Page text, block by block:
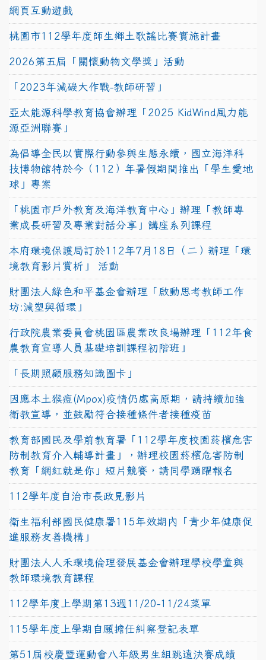
網頁互動遊戲
桃園市112學年度師生鄉土歌謠比賽實施計畫
2026第五屆「關懷動物文學獎」活動
「2023年減碳大作戰-教師研習」
亞太能源科學教育協會辦理「2025 KidWind風力能
源亞洲聯賽」
為倡導全民以實際行動參與生態永續，國立海洋科
技博物館特於今（112）年暑假期間推出「學生愛地
球」專案
「桃園市戶外教育及海洋教育中心」辦理「教師專
業成長研習及專業對話分享」講座系列課程
本府環境保護局訂於112年7月18日（二）辦理「環
境教育影片賞析」 活動
財團法人綠色和平基金會辦理「啟動思考教師工作
坊:減塑與循環」
行政院農業委員會桃園區農業改良場辦理「112年食
農教育宣導人員基礎培訓課程初階班」
「長期照顧服務知識圖卡」
因應本土猴痘(Mpox)疫情仍處高原期，請持續加強
衛教宣導，並鼓勵符合接種條件者接種疫苗
教育部國民及學前教育署「112學年度校園菸檳危害
防制教育介入輔導計畫」，辦理校園菸檳危害防制
教育「網紅就是你」短片競賽，請同學踴躍報名
112學年度自治市長政見影片
衛生福利部國民健康署115年效期內「青少年健康促
進服務友善機構」
財團法人人禾環境倫理發展基金會辦理學校學童與
教師環境教育課程
112學年度上學期第13週11/20-11/24菜單
115學年度上學期自願擔任糾察登記表單
第51屆校慶暨運動會八年級男生組跳遠決賽成績